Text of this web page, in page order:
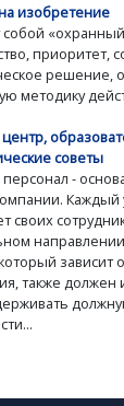
изобретение
собой
приоритет,
решение,
методику
советы
-
своих
зависит
также должен